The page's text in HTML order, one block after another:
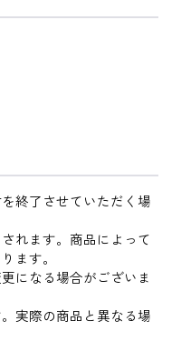
終了させていただく場
れます。商品によって
ます。
になる場合がございま
実際の商品と異なる場